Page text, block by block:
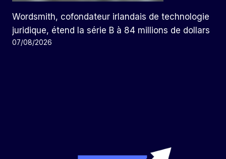
Wordsmith, cofondateur irlandais de technologie
juridique, étend la série B à 84 millions de dollars
07/08/2026